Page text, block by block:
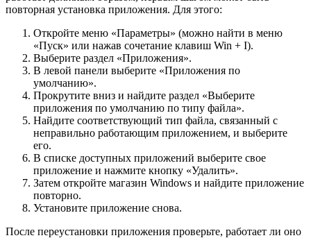
повторная установка приложения. Для этого:
Откройте меню «Параметры» (можно найти в меню
«Пуск» или нажав сочетание клавиш Win + I).
Выберите раздел «Приложения».
В левой панели выберите «Приложения по
умолчанию».
Прокрутите вниз и найдите раздел «Выберите
приложения по умолчанию по типу файла».
Найдите соответствующий тип файла, связанный с
неправильно работающим приложением, и выберите
его.
В списке доступных приложений выберите свое
приложение и нажмите кнопку «Удалить».
Затем откройте магазин Windows и найдите приложение
повторно.
Установите приложение снова.
После переустановки приложения проверьте, работает ли оно